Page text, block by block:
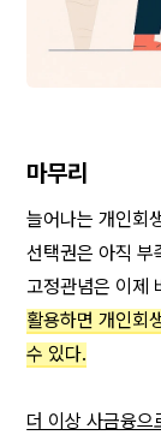
마무리
늘어나는 개인회
선택권은 아직 부
고정관념은 이제
활용하면 개인회
수 있다.
더 이상 사금융으